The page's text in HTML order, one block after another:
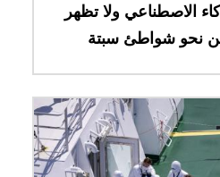
الاصطناعي ولا تظهر
نحو شواطئ سبتة